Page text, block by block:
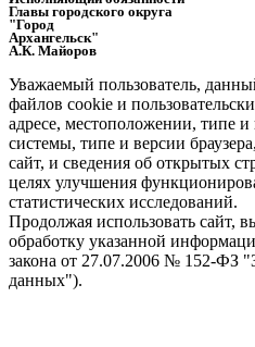
Главы городского округа
"Город
Архангельск"
А.К. Майоров
Уважаемый пользователь,
файлов cookie и
адресе, местоположении, типе
системы, типе и версии
сайт, и сведения об открытых
целях улучшения
статистических исследований.
Продолжая использовать сайт,
обработку указанной
закона от 27.07.2006 № 152-ФЗ
данных").